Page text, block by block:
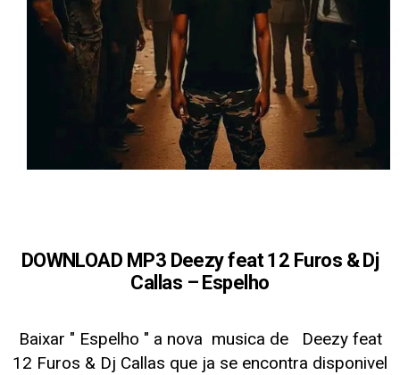
DOWNLOAD MP3 Deezy feat 12 Furos & Dj
Callas – Espelho
Baixar " Espelho " a nova musica de
Deezy feat
12 Furos & Dj Callas que ja se encontra disponivel